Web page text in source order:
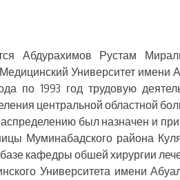
Абдурахимов Рустам
Университет имени
по 1993 год трудовую
центральной областной
был назначен и
Муминабадского района
кафедры обшей хирургии
Университета имени